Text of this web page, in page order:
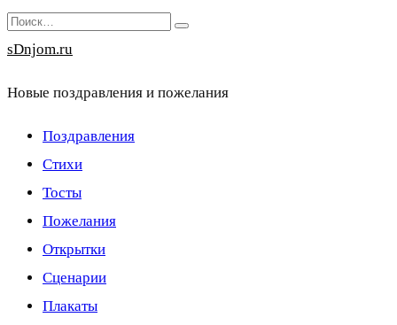
Перейти
к
Search
for:
sDnjom.ru
Новые поздравления и пожелания
Поздравления
Стихи
Тосты
Пожелания
Открытки
Сценарии
Плакаты